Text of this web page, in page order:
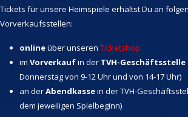
Tickets für unsere Heimspiele erhältst Du an
Vorverkaufsstellen:
onlineüber unseren Ticketshop
im Vorverkaufin der TVH-Geschäftsstelle
Donnerstag von 9-12 Uhr und von 14-17 Uhr)
an derAbendkassein der TVH-
dem jeweiligen Spielbeginn)